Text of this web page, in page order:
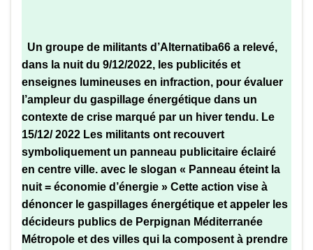
Un groupe de militants d’Alternatiba66 a relevé,
dans la nuit du 9/12/2022, les publicités et
enseignes lumineuses en infraction, pour évaluer
l’ampleur du gaspillage énergétique dans un
contexte de crise marqué par un hiver tendu. Le
15/12/ 2022 Les militants ont recouvert
symboliquement un panneau publicitaire éclairé
en centre ville. avec le slogan « Panneau éteint la
nuit = économie d’énergie » Cette action vise à
dénoncer le gaspillages énergétique et appeler les
décideurs publics de Perpignan Méditerranée
Métropole et des villes qui la composent à prendre